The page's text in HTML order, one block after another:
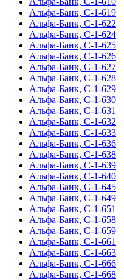
Альфа-Банк, С-1-619
Альфа-Банк, С-1-622
Альфа-Банк, С-1-624
Альфа-Банк, С-1-625
Альфа-Банк, С-1-626
Альфа-Банк, С-1-627
Альфа-Банк, С-1-628
Альфа-Банк, С-1-629
Альфа-Банк, С-1-630
Альфа-Банк, С-1-631
Альфа-Банк, С-1-632
Альфа-Банк, С-1-633
Альфа-Банк, С-1-636
Альфа-Банк, С-1-638
Альфа-Банк, С-1-639
Альфа-Банк, С-1-640
Альфа-Банк, С-1-645
Альфа-Банк, С-1-649
Альфа-Банк, С-1-651
Альфа-Банк, С-1-658
Альфа-Банк, С-1-659
Альфа-Банк, С-1-661
Альфа-Банк, С-1-663
Альфа-Банк, С-1-666
Альфа-Банк, С-1-668